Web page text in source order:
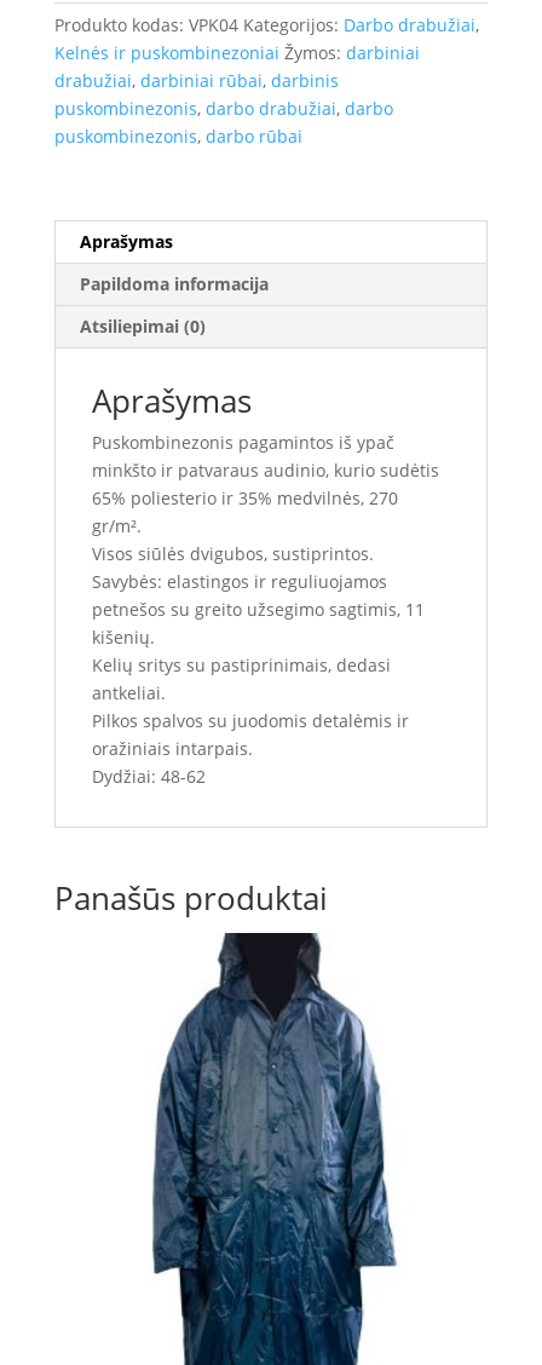
PUSKOMBINEZONIS
Produkto kodas: VPK04 Kategorijos: Darbo drabužiai,
Kelnės ir puskombinezoniai Žymos: darbiniai
drabužiai, darbiniai rūbai, darbinis
puskombinezonis, darbo drabužiai, darbo
puskombinezonis, darbo rūbai
Aprašymas
Papildoma informacija
Atsiliepimai (0)
Aprašymas
Puskombinezonis pagamintos iš ypač
minkšto ir patvaraus audinio, kurio sudėtis
65% poliesterio ir 35% medvilnės, 270
gr/m².
Visos siūlės dvigubos, sustiprintos.
Savybės: elastingos ir reguliuojamos
petnešos su greito užsegimo sagtimis, 11
kišenių.
Kelių sritys su pastiprinimais, dedasi
antkeliai.
Pilkos spalvos su juodomis detalėmis ir
oražiniais intarpais.
Dydžiai: 48-62
Panašūs produktai